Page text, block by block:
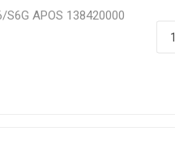
APOS 138420000